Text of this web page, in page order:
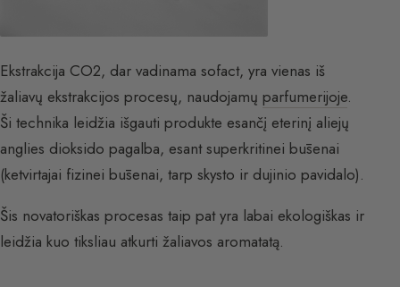
Ekstrakcija CO2, dar vadinama sofact, yra vienas iš
žaliavų ekstrakcijos procesų, naudojamų parfumerijoje.
Ši technika leidžia išgauti produkte esančį eterinį aliejų
anglies dioksido pagalba, esant superkritinei būsenai
(ketvirtajai fizinei būsenai, tarp skysto ir dujinio pavidalo).
Šis novatoriškas procesas taip pat yra labai ekologiškas ir
leidžia kuo tiksliau atkurti žaliavos aromatatą.